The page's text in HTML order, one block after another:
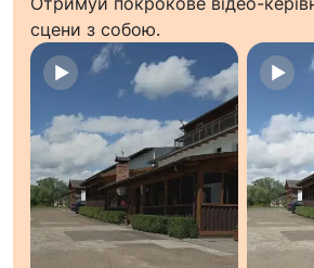
сцени з собою.